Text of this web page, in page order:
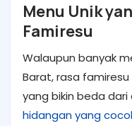
Menu Unik
Famiresu
Walaupun banyak
Barat, rasa
yang bikin beda dari
hidangan yang